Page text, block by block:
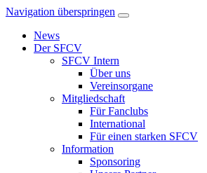
Navigation überspringen
News
Der SFCV
SFCV Intern
Über uns
Vereinsorgane
Mitgliedschaft
Für Fanclubs
International
Für einen starken SFCV
Information
Sponsoring